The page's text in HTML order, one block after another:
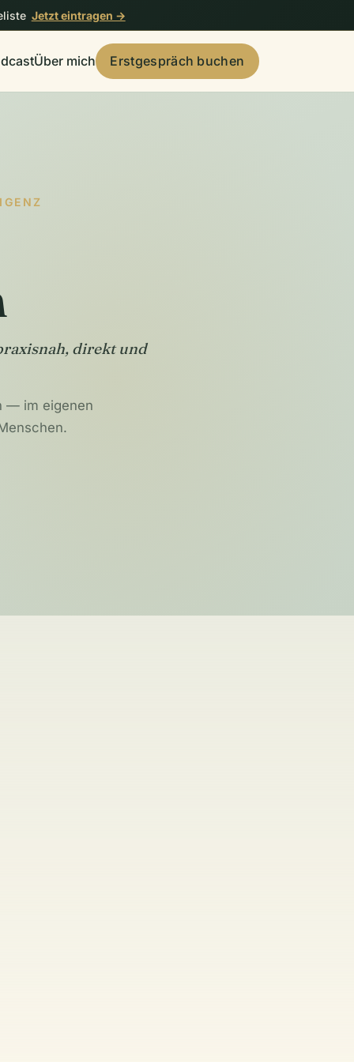
Jetzt eintragen →
Über mich Erstgespräch buchen
direkt und
— im eigenen